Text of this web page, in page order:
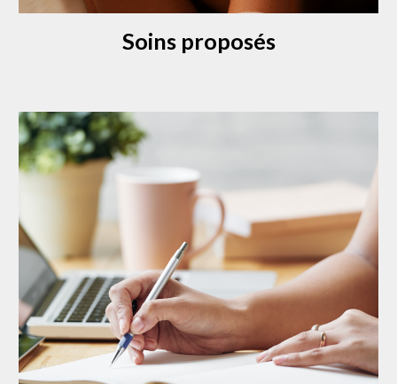
Soins proposés